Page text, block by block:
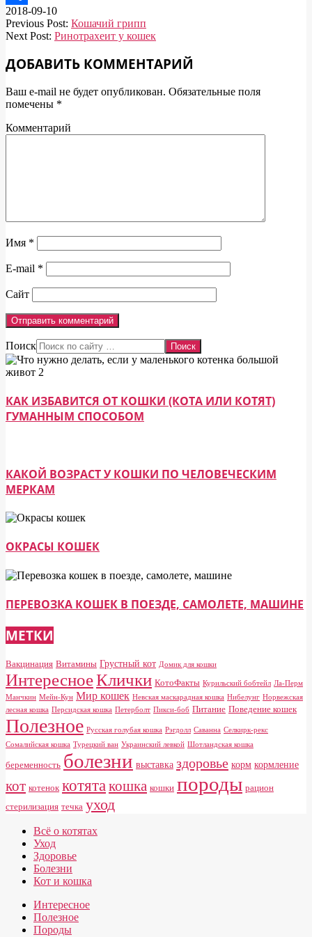
Отправить
2018-09-10
Previous Post: Кошачий грипп
Next Post: Ринотрахеит у кошек
ДОБАВИТЬ КОММЕНТАРИЙ
Ваш e-mail не будет опубликован. Обязательные поля
помечены *
Комментарий
Имя *
E-mail *
Сайт
Поиск
КАК ИЗБАВИТСЯ ОТ КОШКИ (КОТА ИЛИ КОТЯТ)
ГУМАННЫМ СПОСОБОМ
КАКОЙ ВОЗРАСТ У КОШКИ ПО ЧЕЛОВЕЧЕСКИМ
МЕРКАМ
ОКРАСЫ КОШЕК
ПЕРЕВОЗКА КОШЕК В ПОЕЗДЕ, САМОЛЕТЕ, МАШИНЕ
МЕТКИ
Вакцинация Витамины Грустный кот Домик для кошки
ИнтересноеКлички КотоФакты Курильский бобтейл Ла-Перм
Манчкин Мейн-Кун Мир кошек Невская маскарадная кошка Нибелунг Норвежская
лесная кошка Персидская кошка Петерболт Пикси-боб Питание Поведение кошек
Полезное Русская голубая кошка Рэгдолл Саванна Селкирк-рекс
Сомалийская кошка Турецкий ван Украинский левкой Шотландская кошка
беременность болезни выставка здоровье корм кормление
кот котенок котята кошка кошки породы рацион
стерилизация течка уход
Всё о котятах
Уход
Здоровье
Болезни
Кот и кошка
Интересное
Полезное
Породы